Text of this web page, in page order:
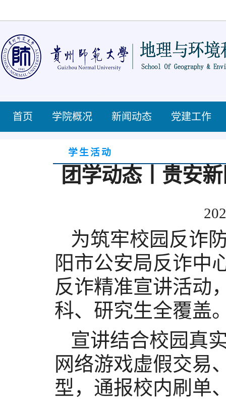
首页 学院概况 新闻动态 党建工作
学生活动
团学动态丨贵安
为筑牢校园反诈
阳市公安局反诈中
反诈精准宣讲活动
科、研究生全覆盖
宣讲结合校园真
网络游戏虚假交易
型，通报校内刷单